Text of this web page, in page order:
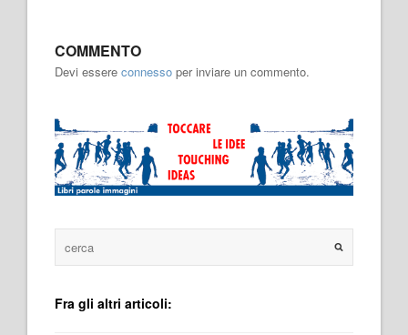
COMMENTO
Devi essere connesso per inviare un commento.
Fra gli altri articoli: